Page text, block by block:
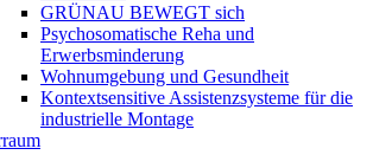
GRÜNAU BEWEGT sich
Psychosomatische Reha und
Erwerbsminderung
Wohnumgebung und Gesundheit
Kontextsensitive Assistenzsysteme für die
industrielle Montage